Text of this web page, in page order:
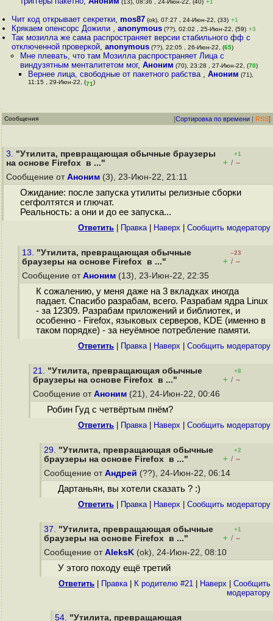
(13), 08:36 , 24-Июн-22, (40) +1
Чит код открывает секретки,mos87 (ok), 07:27 , 24-Июн-22, (33) +1
Крякаем опенсорс Дожили ,anonymous (??), 02:02 , 25-Июн-22, (59) +3
Так мозилла же сама распространяет версии стабильного фф с
отключенной проверкой,anonymous (??), 22:05 , 26-Июн-22, (65)
Мне плевать, что там Мозилла распространяет Лица с
виндузятным менталитетом мог, Аноним (70), 23:28 , 27-Июн-22, (70)
Вернее лица, свободные от пакетного рабства , Аноним (71),
11:15 , 29-Июн-22, (71)
Сообщения [Сортировка по времени | RSS]
3. "Утилита, превращающая обычные браузеры
на основе Firefox в ..."
+1
+ / –
Сообщение от Аноним (3), 23-Июн-22, 21:11
Ожидание: после запуска утилиты релизные сборки
сегфолтятся и глючат.
Реальность: а они и до ее запуска...
Ответить Правка| Наверх Cообщить модератору
13. "Утилита, превращающая обычные
браузеры на основе Firefox в ..."
–23
+ / –
Сообщение от Аноним (13), 23-Июн-22, 22:35
К сожалению, у меня даже на 3 вкладках иногда
падает. Спасибо разрабам, всего. Разрабам ядра Linux
- за 12309. Разрабам приложений и библиотек, и
особенно - Firefox, языковых серверов, KDE (именно в
таком порядке) - за неуёмное потребление памяти.
Ответить Правка| Наверх Cообщить модератору
21. "Утилита, превращающая обычные
браузеры на основе Firefox в ..."
+8
+ / –
Сообщение от Аноним (21), 24-Июн-22, 00:46
Робин Гуд с четвёртым пнём?
Ответить Правка| Наверх Cообщить модератору
29. "Утилита, превращающая обычные
браузеры на основе Firefox в ..."
+2
+ / –
Сообщение от Андрей (??), 24-Июн-22, 06:14
Дартаньян, вы хотели сказать ? :)
Ответить Правка| Наверх Cообщить модератору
37. "Утилита, превращающая обычные
браузеры на основе Firefox в ..."
+1
+ / –
Сообщение от AleksK (ok), 24-Июн-22, 08:10
У этого походу ещё третий
Ответить Правка| К родителю #21 Наверх
Cообщить
модератору
54. "Утилита, превращающая